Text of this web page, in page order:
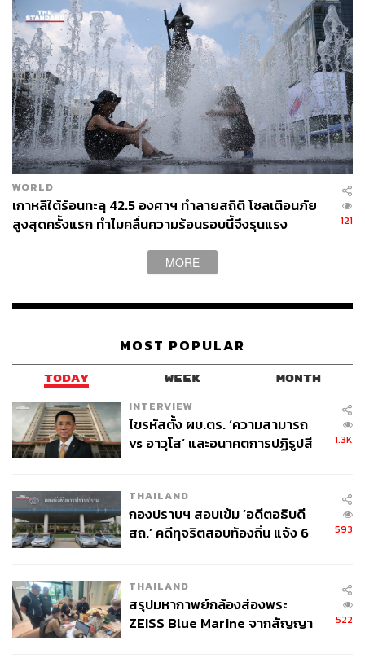
WORLD
เกาหลีใต้ร้อนทะลุ 42.5 องศาฯ ทำลายสถิติ โซลเตือนภัย
สูงสุดครั้งแรก ทำไมคลื่นความร้อนรอบนี้จึงรุนแรง
121
MORE
MOST POPULAR
TODAY WEEK MONTH
INTERVIEW
ไขรหัสตั้ง ผบ.ตร. ‘ความสามารถ
vs อาวุโส’ และอนาคตการปฏิรูปสี
1.3K
THAILAND
กองปราบฯ สอบเข้ม ‘อดีตอธิบดี
สถ.’ คดีทุจริตสอบท้องถิ่น แจ้ง 6
593
THAILAND
สรุปมหากาพย์กล้องส่องพระ
ZEISS Blue Marine จากสัญญา
522